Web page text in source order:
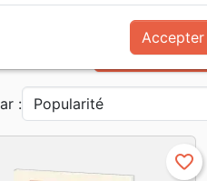
produits de l'éditeur
Croissance
:
favorite_border